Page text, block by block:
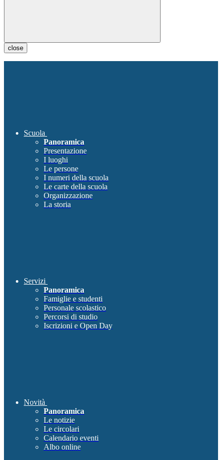
close
Scuola
Panoramica
Presentazione
I luoghi
Le persone
I numeri della scuola
Le carte della scuola
Organizzazione
La storia
Servizi
Panoramica
Famiglie e studenti
Personale scolastico
Percorsi di studio
Iscrizioni e Open Day
Novità
Panoramica
Le notizie
Le circolari
Calendario eventi
Albo online